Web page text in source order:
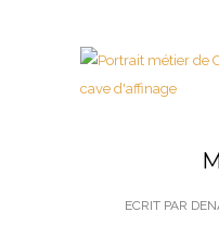
ECRIT PAR